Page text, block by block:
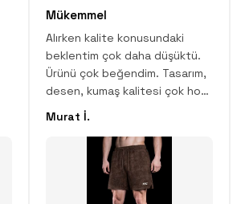
Mükemmel
Alırken kalite konusundaki
beklentim çok daha düşüktü.
Ürünü çok beğendim. Tasarım,
desen, kumaş kalitesi çok hoş.
Çok iyi iş çıkartmışlar.
Murat İ.